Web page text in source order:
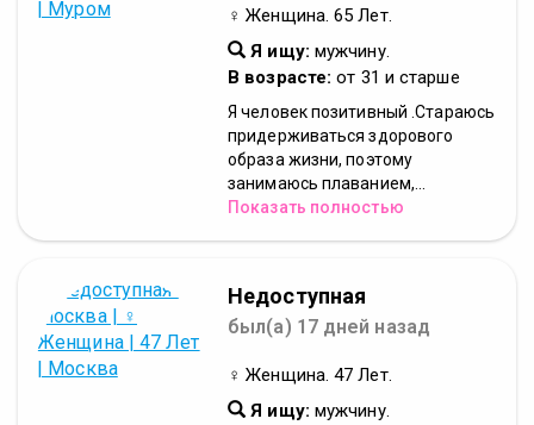
♀ Женщина. 65 Лет.
Я ищу: мужчину.
В возрасте: от 31 и старше
Я человек позитивный .Стараюсь
придерживаться здорового
образа жизни, поэтому
занимаюсь плаванием,...
Показать полностью
Недоступная
был(а) 17 дней назад
♀ Женщина. 47 Лет.
Я ищу: мужчину.